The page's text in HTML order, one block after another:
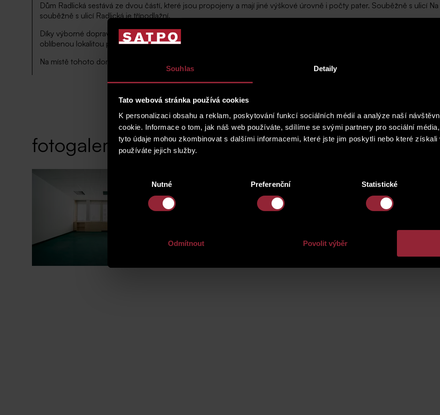
Souhlas Detaily
Tato webová stránka používá cookies
K personalizaci obsahu a reklam, poskytování funkcí sociálních médií a analýze naší
cookie. Informace o tom, jak náš web používáte, sdílíme se svými partnery pro sociální
tyto údaje mohou zkombinovat s dalšími informacemi, které jste jim poskytli nebo které získali
používáte jejich služby.
Nutné Preferenční Statistické
Odmítnout Povolit výběr
Dům Radlická sestává ze dvou částí, které jsou propojeny a mají jiné výškové úrovně i počty pater. Souběžně s ulicí
souběžně s ulicí Radlická je třípodlažní.
Díky výborné dopravní dostupností nejen autem bez dopravních kolapsů, ale především prostřednictvím MHD
oblíbenou lokalitou pro sídla mnoha společností. Nachází se zde vysoká koncentrace podnikatelů a živnostníků z
Na místě tohoto domu postaví
fotogalerie